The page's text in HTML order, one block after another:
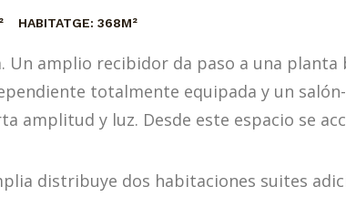
HABITATGE: 368M²
Un amplio recibidor da paso a una
totalmente equipada y un
amplitud y luz. Desde este espacio se
distribuye dos habitaciones suites